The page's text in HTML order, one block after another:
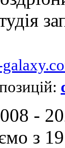
-
з